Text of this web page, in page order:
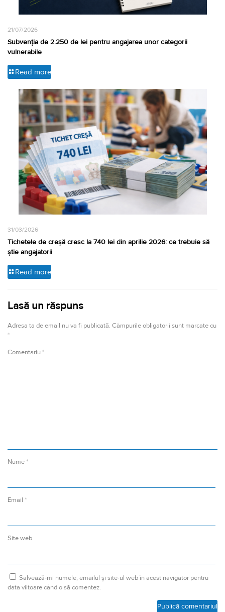
21/07/2026
Subvenția de 2.250 de lei pentru angajarea unor categorii
vulnerabile
Read more
31/03/2026
Tichetele de creșă cresc la 740 lei din aprilie 2026: ce trebuie să
știe angajatorii
Read more
Lasă un răspuns
Adresa ta de email nu va fi publicată. Câmpurile obligatorii sunt marcate cu
*
Comentariu *
Nume *
Email *
Site web
Salvează-mi numele, emailul și site-ul web în acest navigator pentru
data viitoare când o să comentez.